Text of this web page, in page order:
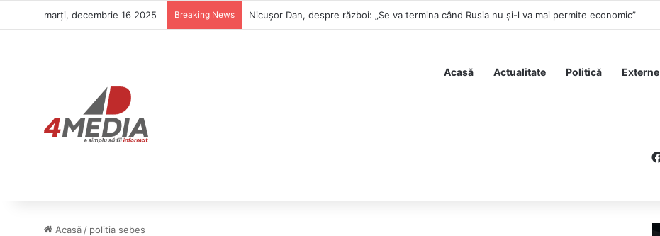
marți, decembrie 16 2025 Breaking News Nicușor Dan, despre război: „Se va termina când Rusia nu și-l va mai permite economic”
Acasă Actualitate Politică Externe
Acasă / politia sebes